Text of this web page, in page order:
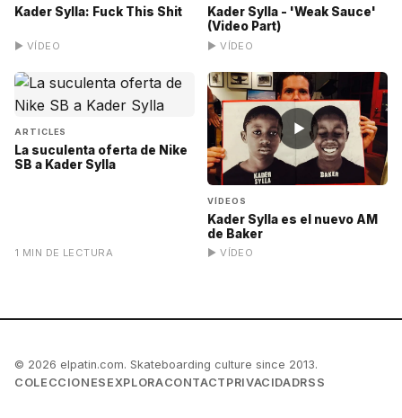
Kader Sylla: Fuck This Shit
▶ VÍDEO
Kader Sylla - 'Weak Sauce'
(Video Part)
▶ VÍDEO
ARTICLES
La suculenta oferta de Nike
SB a Kader Sylla
1 MIN DE LECTURA
▶
VÍDEOS
Kader Sylla es el nuevo AM
de Baker
▶ VÍDEO
© 2026 elpatin.com. Skateboarding culture since 2013.
COLECCIONES EXPLORACONTACT PRIVACIDADRSS